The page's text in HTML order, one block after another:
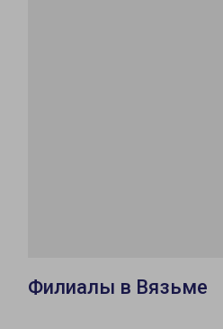
Филиалы в Вязьме